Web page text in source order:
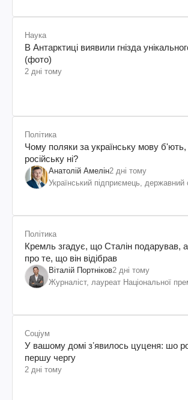
Наука
В Антарктиці виявили гнізда
(фото)
2 дні тому
Політика
Чому поляки за українську мову б'ють,
російську ні?
Анатолій Амелін2 дні тому
Український підприємець, державний
Політика
Кремль згадує, що Сталін подарував,
про те, що він відібрав
Віталій Портніков2 дні тому
Журналіст, лауреат Національної
Соціум
У вашому домі зʼявилось цуценя: шо
першу чергу
2 дні тому